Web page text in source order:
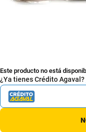
Este producto no está
¿Ya tienes Crédito Agaval?